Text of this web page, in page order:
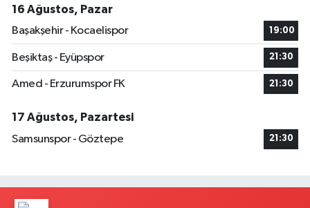
16 Ağustos, Pazar
Başakşehir - Kocaelispor
19:00
Beşiktaş - Eyüpspor 21:30
Amed - Erzurumspor FK 21:30
17 Ağustos, Pazartesi
Samsunspor - Göztepe
21:30